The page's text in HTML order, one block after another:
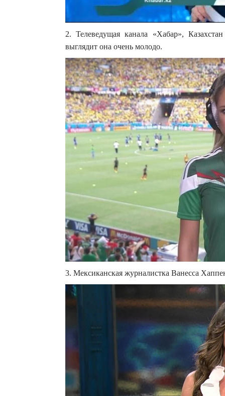
2. Телеведущая канала «Хабар»,
выглядит она очень молодо.
3. Мексиканская журналистка Ванесса